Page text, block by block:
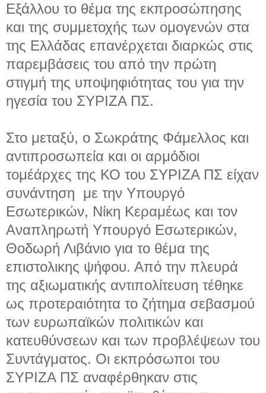
Εξάλλου το θέμα της εκπροσώπησης
και της συμμετοχής των ομογενών στα
της Ελλάδας επανέρχεται διαρκώς στις
παρεμβάσεις του από την πρώτη
στιγμή της υποψηφιότητας του για την
ηγεσία του ΣΥΡΙΖΑ ΠΣ.
Στο μεταξύ, ο Σωκράτης Φάμελλος και
αντιπροσωπεία και οι αρμόδιοι
τομέάρχες της ΚΟ του ΣΥΡΙΖΑ ΠΣ είχαν
συνάντηση με την Υπουργό
Εσωτερικών, Νίκη Κεραμέως και τον
Αναπληρωτή Υπουργό Εσωτερικών,
Θοδωρή Λιβάνιο για το θέμα της
επιστολικης ψήφου. Από την πλευρά
της αξιωματικής αντιπολίτευση τέθηκε
ως προτεραιότητα το ζήτημα σεβασμού
των ευρωπαϊκών πολιτικών και
κατευθύνσεων και των προβλέψεων του
Συντάγματος. Οι εκπρόσωποι του
ΣΥΡΙΖΑ ΠΣ αναφέρθηκαν στις